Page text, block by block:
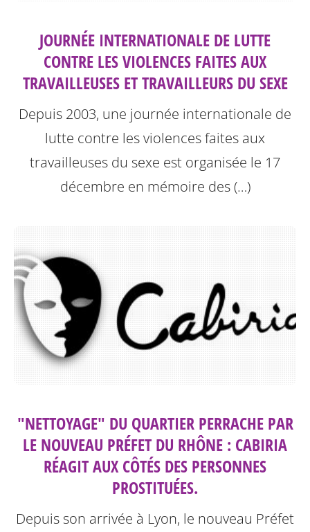
JOURNÉE INTERNATIONALE DE LUTTE
CONTRE LES VIOLENCES FAITES AUX
TRAVAILLEUSES ET TRAVAILLEURS DU SEXE
Depuis 2003, une journée internationale de
lutte contre les violences faites aux
travailleuses du sexe est organisée le 17
décembre en mémoire des (…)
"NETTOYAGE" DU QUARTIER PERRACHE PAR
LE NOUVEAU PRÉFET DU RHÔNE : CABIRIA
RÉAGIT AUX CÔTÉS DES PERSONNES
PROSTITUÉES.
Depuis son arrivée à Lyon, le nouveau Préfet